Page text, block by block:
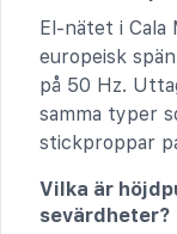
El-nätet i Cala
europeisk
på 50 Hz.
samma typer
stickproppar
Vilka är
sevärdheter?